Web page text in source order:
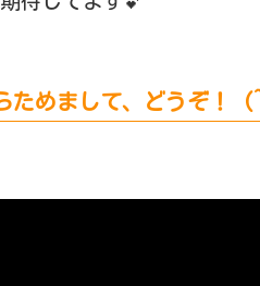
ためまして、どうぞ！